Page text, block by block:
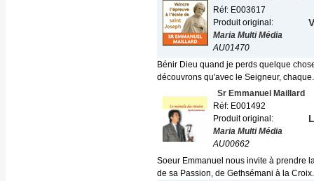
Réf: E003617
Produit original:
Maria Multi Média
AU01470
Bénir Dieu quand je perds quelque
découvrons qu'avec le Seigneur,
Sr Emmanuel Maillard
Réf: E001492
Produit original:
Maria Multi Média
AU00662
Soeur Emmanuel nous invite à prendre
de sa Passion, de Gethsémani à la